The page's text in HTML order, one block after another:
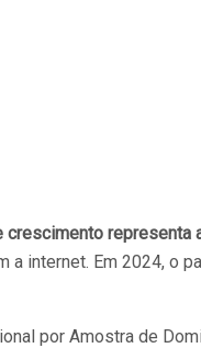
representa
internet. Em 2024, o
por Amostra de